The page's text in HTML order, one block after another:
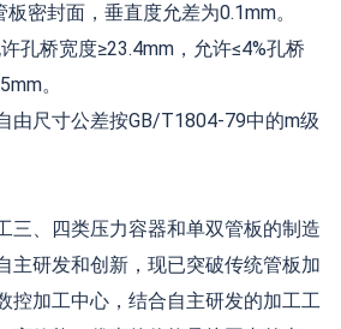
密封面，垂直度允差为0.1mm。
孔桥宽度≥23.4mm，允许≤4%孔桥
。
由尺寸公差按GB/T1804-79中的m级
三、四类压力容器和单双管板的制造
主研发和创新，现已突破传统管板加
控加工中心，结合自主研发的加工工